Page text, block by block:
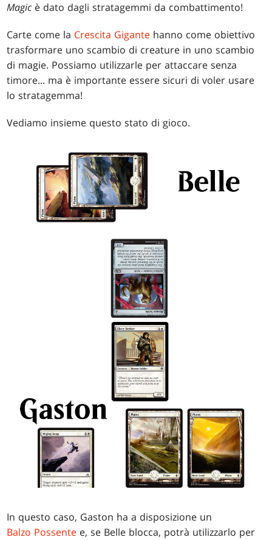
Magic è dato dagli stratagemmi da combattimento!
Carte come la Crescita Gigante hanno come obiettivo
trasformare uno scambio di creature in uno scambio
di magie. Possiamo utilizzarle per attaccare senza
timore... ma è importante essere sicuri di voler usare
lo stratagemma!
Vediamo insieme questo stato di gioco.
In questo caso, Gaston ha a disposizione un
Balzo Possente e, se Belle blocca, potrà utilizzarlo per